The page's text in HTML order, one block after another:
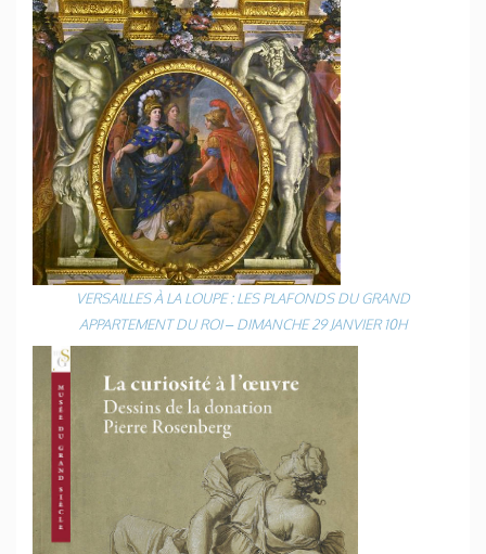
VERSAILLES À LA LOUPE : LES PLAFONDS DU GRAND
APPARTEMENT DU ROI – DIMANCHE 29 JANVIER 10H